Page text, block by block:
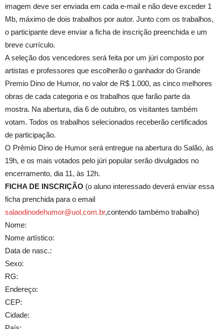
imagem deve ser enviada em cada e-mail e não deve exceder 1
Mb, máximo de dois trabalhos por autor. Junto com os trabalhos,
o participante deve enviar a ficha de inscrição preenchida e um
breve currículo.
A seleção dos vencedores será feita por um júri composto por
artistas e professores que escolherão o ganhador do Grande
Premio Dino de Humor, no valor de R$ 1.000, as cinco melhores
obras de cada categoria e os trabalhos que farão parte da
mostra. Na abertura, dia 6 de outubro, os visitantes também
votam. Todos os trabalhos selecionados receberão certificados
de participação.
O Prêmio Dino de Humor será entregue na abertura do Salão, às
19h, e os mais votados pelo júri popular serão divulgados no
encerramento, dia 11, às 12h.
FICHA DE INSCRIÇÃO (o aluno interessado deverá enviar essa
ficha prenchida para o email
salaodinodehumor@uol.com.br,contendo tambémo trabalho)
Nome:
Nome artístico:
Data de nasc.:
Sexo:
RG:
Endereço:
CEP:
Cidade: